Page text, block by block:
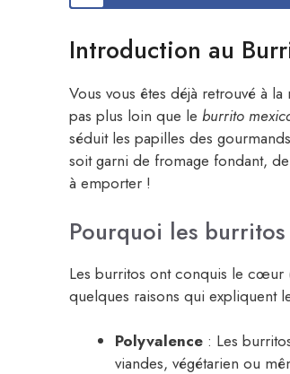
Introduction au
Vous vous êtes déjà retrouvé à
pas plus loin que le burrito
séduit les papilles des
soit garni de fromage fondant,
à emporter !
Pourquoi les
Les burritos ont conquis le cœur
quelques raisons qui expliquent
Polyvalence : Les
viandes, végétarien ou